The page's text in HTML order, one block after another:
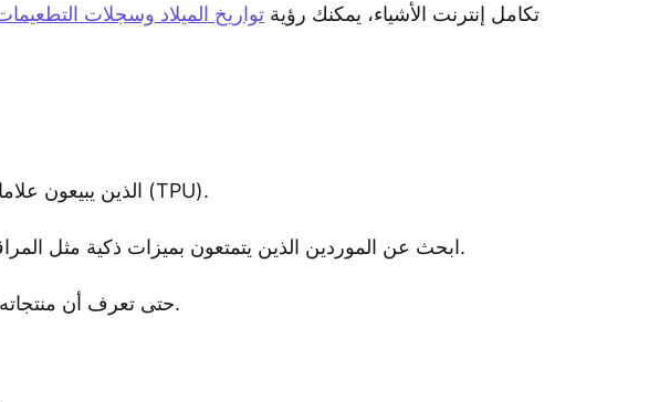
تكامل إنترنت الأشياء، يمكنك رؤية تواريخ الميلاد وسجلات
الذين يبيعون علامات الأذن القوية المصنوعة من مواد صلبة مثل البولي يوريثين الحراري (TPU).
ابحث عن الموردين الذين يتمتعون بميزات ذكية مثل المراقبة في الوقت الفعلي وتكامل إنترنت الأشياء لمساعدتك في إدارة مزرعتك بشكل أفضل.
تأكد من حصول المورد على شهادات مهمة مثل ISO 9001:2015 وICAR حتى تعرف أن منتجاته جيدة وموثوقة.